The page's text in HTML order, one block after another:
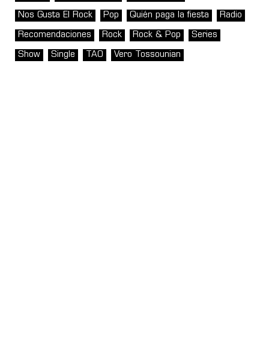
Nos Gusta El Rock Pop Quién paga la fiesta Radio
Recomendaciones Rock Rock & Pop Series
Show Single TAO Vero Tossounian